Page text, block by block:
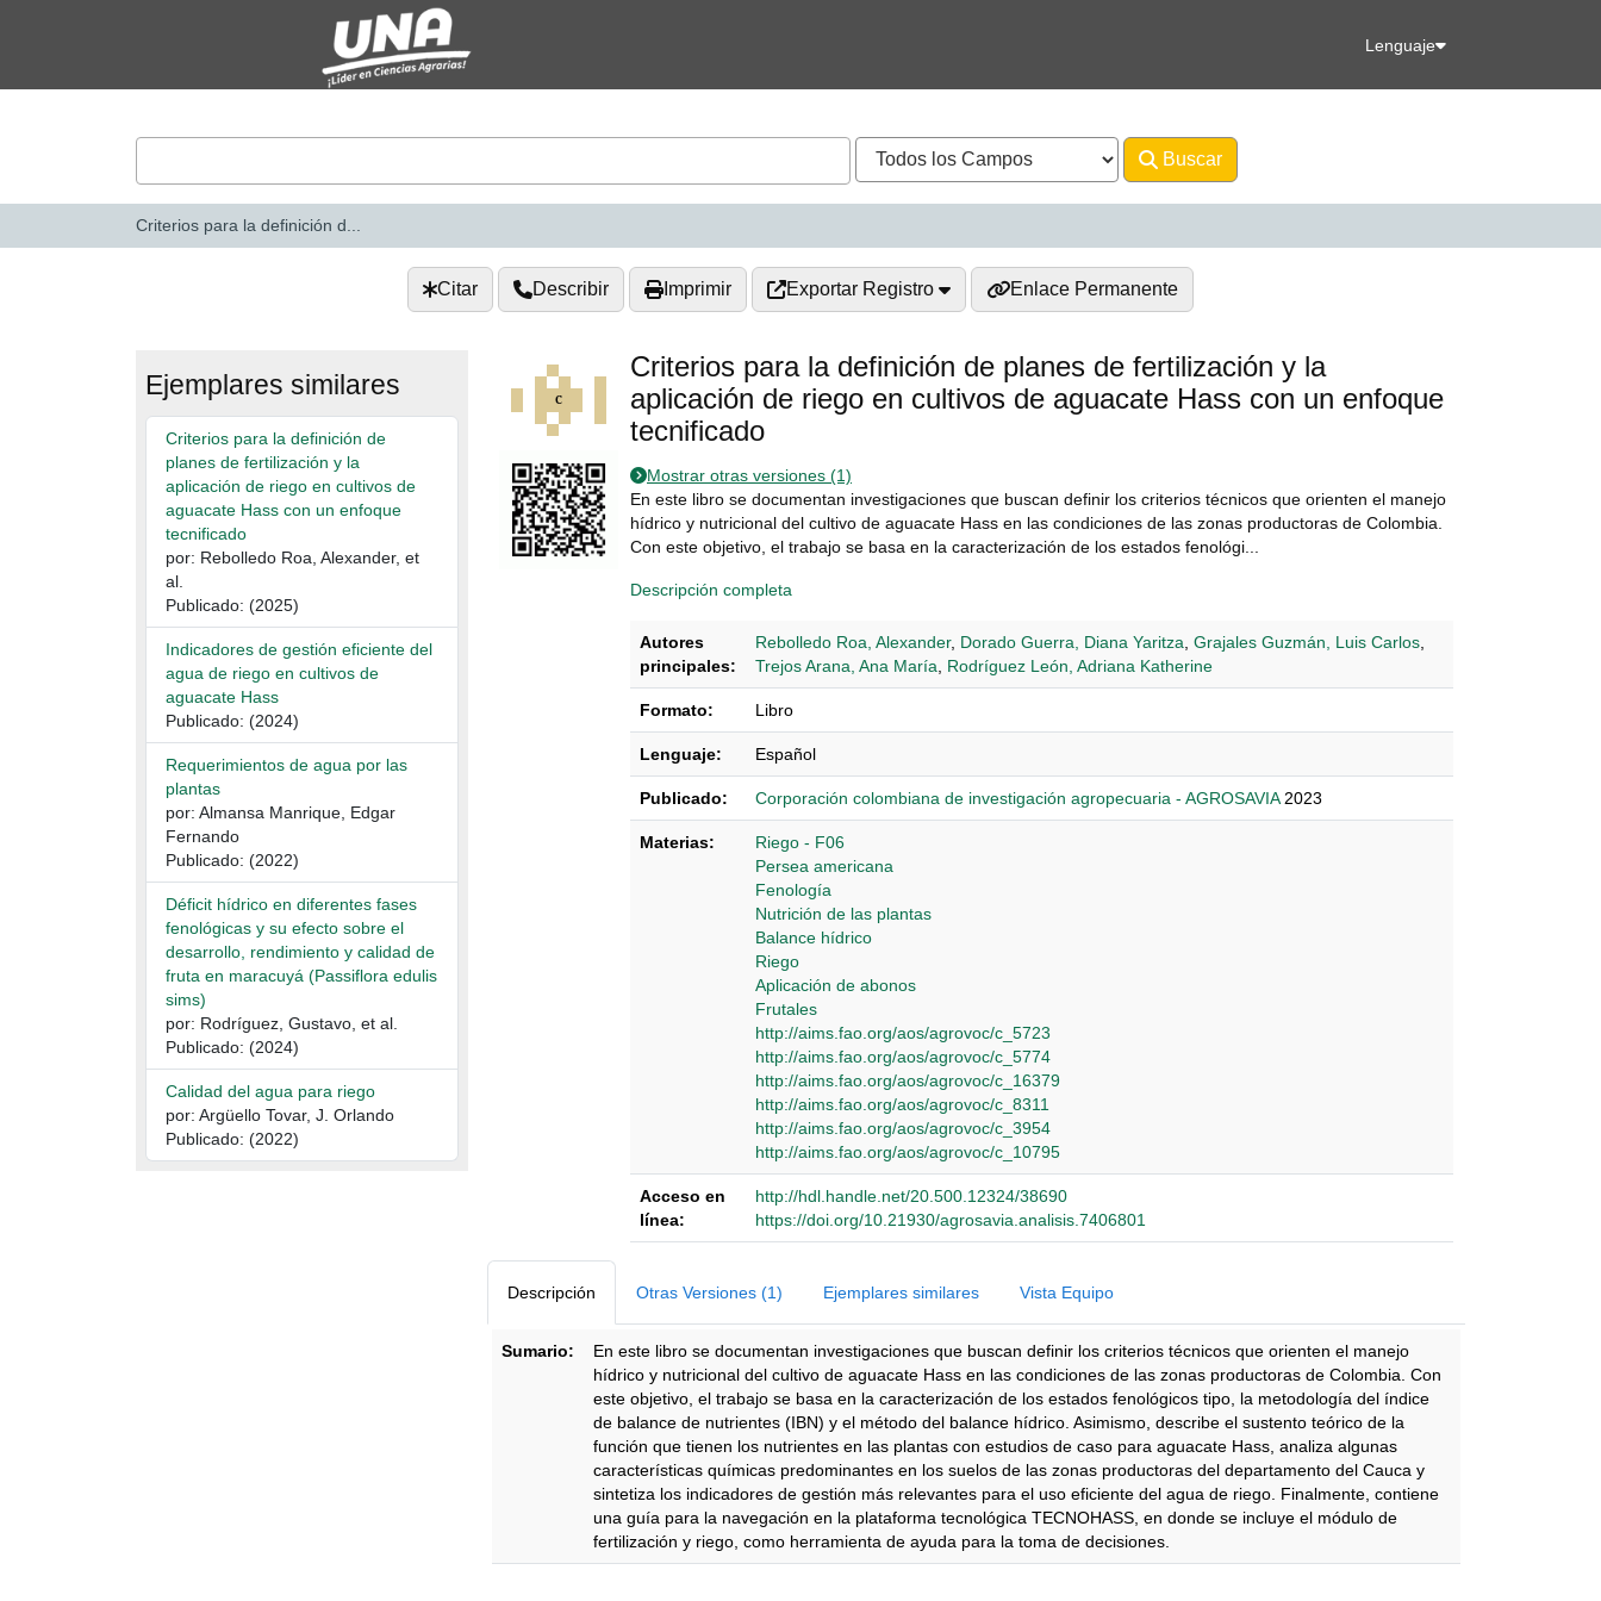
Lenguaje
Buscar
Criterios para la definición d...
Citar Describir Imprimir Exportar Registro Enlace Permanente
Criterios para la definición de planes de fertilización y la
aplicación de riego en cultivos de aguacate Hass con un enfoque
tecnificado
Mostrar otras versiones (1)
En este libro se documentan investigaciones que buscan definir los criterios técnicos que orienten el manejo
hídrico y nutricional del cultivo de aguacate Hass en las condiciones de las zonas productoras de Colombia.
Con este objetivo, el trabajo se basa en la caracterización de los estados fenológi...
Descripción completa
Autores
principales:
Rebolledo Roa, Alexander, Dorado Guerra, Diana Yaritza Grajales Guzmán, Luis Carlos
Trejos Arana, Ana María
Rodríguez León, Adriana Katherine
Formato: Libro
Lenguaje: Español
Publicado: Corporación colombiana de investigación agropecuaria - AGROSAVIA 2023
Materias:
Riego - F06
Persea americana
Fenología
Nutrición de las plantas
Balance hídrico
Riego
Aplicación de abonos
Frutales
http://aims.fao.org/aos/agrovoc/c_5723
http://aims.fao.org/aos/agrovoc/c_5774
http://aims.fao.org/aos/agrovoc/c_16379
http://aims.fao.org/aos/agrovoc/c_8311
http://aims.fao.org/aos/agrovoc/c_3954
http://aims.fao.org/aos/agrovoc/c_10795
Acceso en
línea:
http://hdl.handle.net/20.500.12324/38690
https://doi.org/10.21930/agrosavia.analisis.7406801
Descripción Otras Versiones (1) Ejemplares similares Vista Equipo
Sumario:
En este libro se documentan investigaciones que buscan definir los criterios técnicos que orienten el manejo
hídrico y nutricional del cultivo de aguacate Hass en las condiciones de las zonas productoras de Colombia. Con
este objetivo, el trabajo se basa en la caracterización de los estados fenológicos tipo, la metodología del índice
de balance de nutrientes (IBN) y el método del balance hídrico. Asimismo, describe el sustento teórico de la
función que tienen los nutrientes en las plantas con estudios de caso para aguacate Hass, analiza algunas
características químicas predominantes en los suelos de las zonas productoras del departamento del Cauca y
sintetiza los indicadores de gestión más relevantes para el uso eficiente del agua de riego. Finalmente, contiene
una guía para la navegación en la plataforma tecnológica TECNOHASS, en donde se incluye el módulo de
fertilización y riego, como herramienta de ayuda para la toma de decisiones.
Ejemplares similares
Criterios para la definición de
planes de fertilización y la
aplicación de riego en cultivos de
aguacate Hass con un enfoque
tecnificado
por: Rebolledo Roa, Alexander, et
al.
Publicado: (2025)
Indicadores de gestión eficiente del
agua de riego en cultivos de
aguacate Hass
Publicado: (2024)
Requerimientos de agua por las
plantas
por: Almansa Manrique, Edgar
Fernando
Publicado: (2022)
Déficit hídrico en diferentes fases
fenológicas y su efecto sobre el
desarrollo, rendimiento y calidad de
fruta en maracuyá (Passiflora edulis
sims)
por: Rodríguez, Gustavo, et al.
Publicado: (2024)
Calidad del agua para riego
por: Argüello Tovar, J. Orlando
Publicado: (2022)